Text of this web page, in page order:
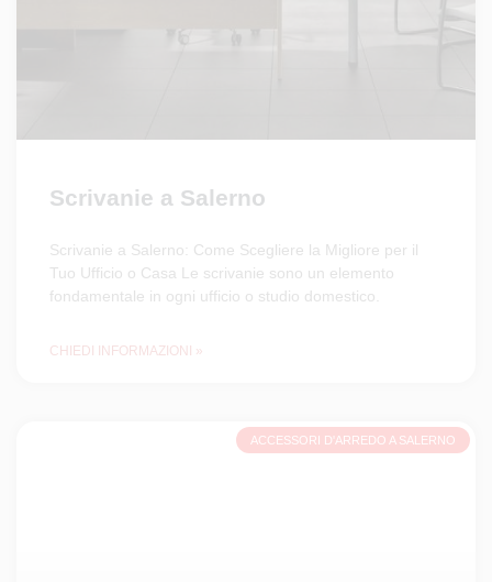
Scrivanie a Salerno
Scrivanie a Salerno: Come Scegliere la Migliore per il
Tuo Ufficio o Casa Le scrivanie sono un elemento
fondamentale in ogni ufficio o studio domestico.
CHIEDI INFORMAZIONI »
ACCESSORI D'ARREDO A SALERNO